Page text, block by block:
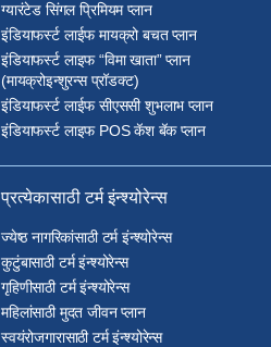
ग्यारंटेड सिंगल प्रिमियम प्लान
इंडियाफर्स्ट लाईफ मायक्रो बचत प्लान
इंडियाफर्स्ट लाइफ “विमा खाता” प्लान
(मायक्रोइन्शुरन्स प्रॉडक्ट)
इंडियाफर्स्ट लाईफ सीएससी शुभलाभ प्लान
इंडियाफर्स्ट लाइफ POS कॅश बॅक प्लान
प्रत्येकासाठी टर्म इंन्श्योरेन्स
ज्येष्ठ नागरिकांसाठी टर्म इंन्श्योरेन्स
कुटुंबासाठी टर्म इंन्श्योरेन्स
गृहिणीसाठी टर्म इंन्श्योरेन्स
महिलांसाठी मुदत जीवन प्लान
स्वयंरोजगारासाठी टर्म इंन्श्योरेन्स